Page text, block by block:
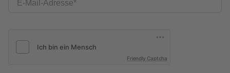
E-Mail-Adresse
Friendly Captcha